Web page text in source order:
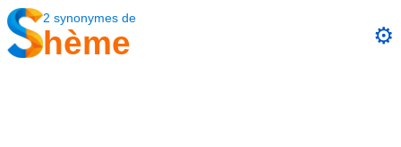
2 synonymes de
hème ⚙️